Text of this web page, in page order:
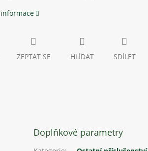
ZEPTAT SE HLÍDAT SDÍLET
Doplňkové parametry